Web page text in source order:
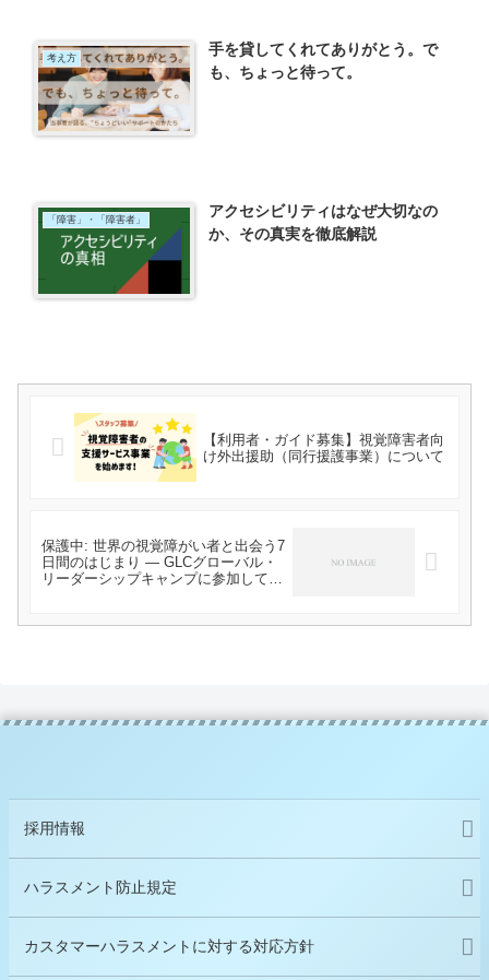
考え方
手を貸してくれてありがとう。で
も、ちょっと待って。
「障害」・「障害者」
アクセシビリティはなぜ大切なの
か、その真実を徹底解説
【利用者・ガイド募集】視覚障害者向
け外出援助（同行援護事業）について
保護中: 世界の視覚障がい者と出会う7
日間のはじまり ― GLCグローバル・
リーダーシップキャンプに参加して
採用情報
ハラスメント防止規定
カスタマーハラスメントに対する対応方針